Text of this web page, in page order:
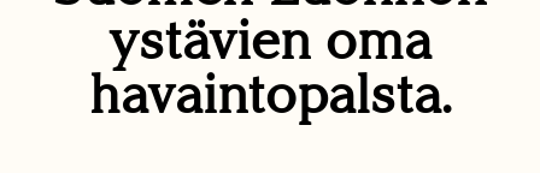
ystävien oma
havaintopalsta.